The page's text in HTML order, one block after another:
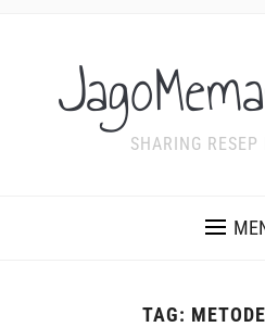
SHARING
TAG: